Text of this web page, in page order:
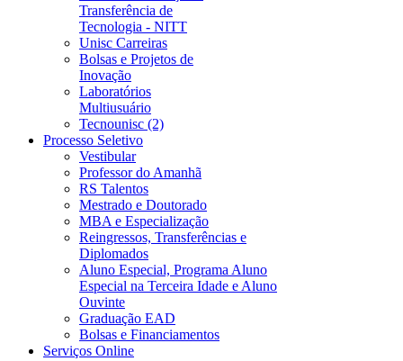
Transferência de
Tecnologia - NITT
Unisc Carreiras
Bolsas e Projetos de
Inovação
Laboratórios
Multiusuário
Tecnounisc (2)
Processo Seletivo
Vestibular
Professor do Amanhã
RS Talentos
Mestrado e Doutorado
MBA e Especialização
Reingressos, Transferências e
Diplomados
Aluno Especial, Programa Aluno
Especial na Terceira Idade e Aluno
Ouvinte
Graduação EAD
Bolsas e Financiamentos
Serviços Online